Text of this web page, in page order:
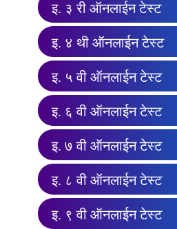
इ. ३ री ऑनलाईन टेस्ट
इ. ४ थी ऑनलाईन टेस्ट
इ. ५ वी ऑनलाईन टेस्ट
इ. ६ वी ऑनलाईन टेस्ट
इ. ७ वी ऑनलाईन टेस्ट
इ. ८ वी ऑनलाईन टेस्ट
इ. ९ वी ऑनलाईन टेस्ट